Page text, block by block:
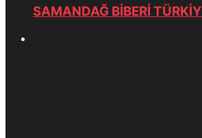
SAMANDAĞ BİBERİ